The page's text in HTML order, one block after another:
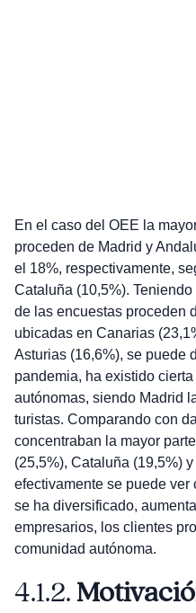
En el caso del OEE la
proceden de Madrid y
el 18%, respectivamente,
Cataluña (10,5%).
de las encuestas proceden
ubicadas en Canarias
Asturias (16,6%), se puede
pandemia, ha existido
autónomas, siendo Madrid
turistas. Comparando con
concentraban la mayor
(25,5%), Cataluña (19,5%)
efectivamente se puede
se ha diversificado,
empresarios, los clientes
comunidad autónoma.
4.1.2.